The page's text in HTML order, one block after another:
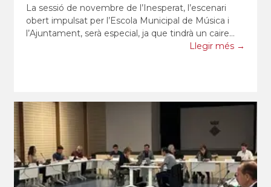
La sessió de novembre de l’Inesperat, l’escenari
obert impulsat per l’Escola Municipal de Música i
l’Ajuntament, serà especial, ja que tindrà un caire
benèfic i els diners recaptats durant l’esdeveniment
Llegir més →